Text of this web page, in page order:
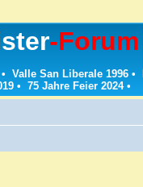
-Forum
• Valle San Liberale 1996 •
• 75 Jahre Feier 2024•